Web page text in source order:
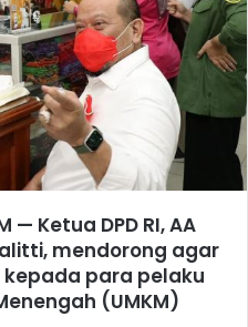
— Ketua DPD RI, AA
mendorong agar
para pelaku
(UMKM)